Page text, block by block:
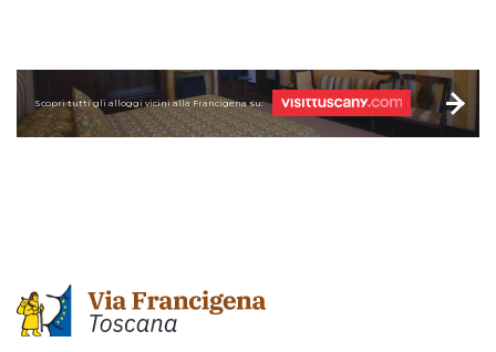
Scopri tutti gli alloggi vicini alla Francigena su: